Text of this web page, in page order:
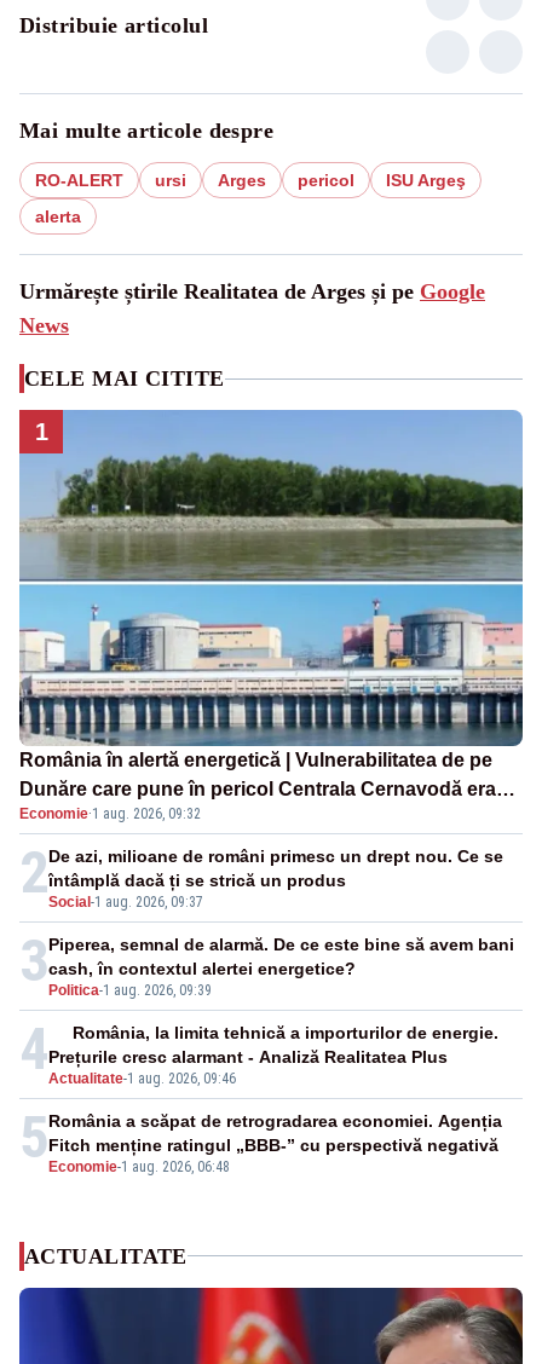
Distribuie articolul
Mai multe articole despre
RO-ALERT ursi Arges pericol
ISU Argeş
alerta
Urmărește știrile Realitatea de Arges și pe Google
News
CELE MAI CITITE
1
România în alertă energetică | Vulnerabilitatea de pe
Dunăre care pune în pericol Centrala Cernavodă era
cunoscută de pe vremea lui Ceaușescu
Economie·1 aug. 2026, 09:32
2Social-1 aug. 2026, 09:37
De azi, milioane de români primesc un drept nou. Ce se
întâmplă dacă ți se strică un produs
3Politica-1 aug. 2026, 09:39
Piperea, semnal de alarmă. De ce este bine să avem bani
cash, în contextul alertei energetice?
4Actualitate-1 aug. 2026, 09:46
România, la limita tehnică a importurilor de energie.
Prețurile cresc alarmant - Analiză Realitatea Plus
5Economie-1 aug. 2026, 06:48
România a scăpat de retrogradarea economiei. Agenția
Fitch menține ratingul „BBB-” cu perspectivă negativă
ACTUALITATE